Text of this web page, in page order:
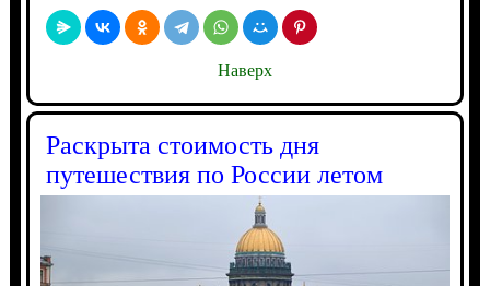
Наверх
Раскрыта стоимость дня
путешествия по России летом